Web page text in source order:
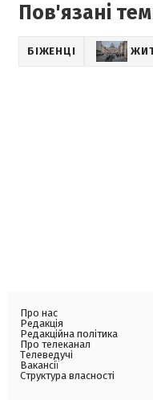
Пов'язані
БІЖЕНЦІ
Про нас
Редакція
Редакційна політика
Про телеканал
Телеведучі
Вакансії
Структура власності